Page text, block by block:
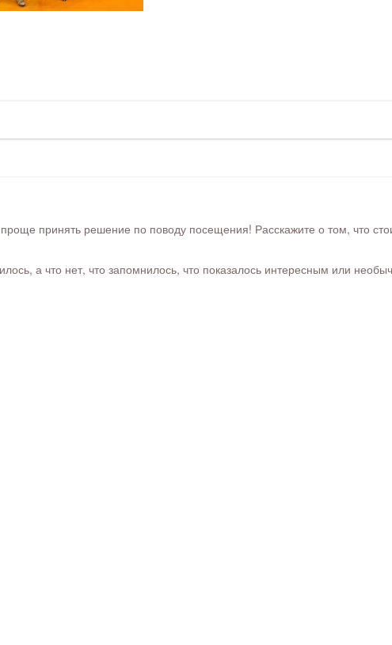
принять решение по поводу посещения! Расскажите о том, что
а что нет, что запомнилось, что показалось интересным или